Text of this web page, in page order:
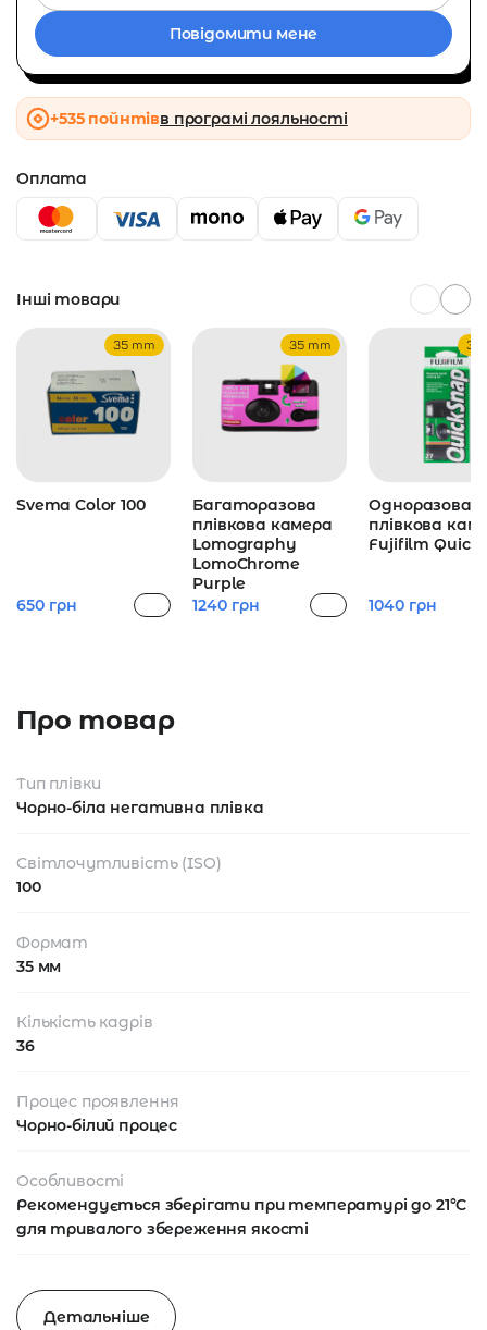
для
сповіщення
про
наявність
Повідомити мене
+535 пойнтівв програмі лояльності
Оплата
Інші товари
35 mm
Svema Color 100
650 грн
35 mm
Багаторазова
плівкова камера
Lomography
LomoChrome
Purple
1240 грн
35
Одноразова
плівкова
Fujifilm
1040 грн
Про товар
Тип плівки
Чорно-біла негативна плівка
Світлочутливість (ISO)
100
Формат
35 мм
Кількість кадрів
36
Процес проявлення
Чорно-білий процес
Особливості
Рекомендується зберігати при температурі до 21°C
для тривалого збереження якості
Детальніше